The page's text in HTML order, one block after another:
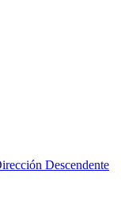
Descendente